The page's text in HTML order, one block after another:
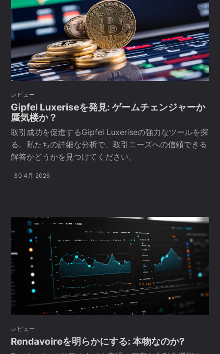
レビュー
Gipfel Luxeriseを発見: ゲームチェンジャーか
蜃気楼か？
取引成功を促進するGipfel Luxeriseの強力なツールを探
る。私たちの詳細な分析で、取引ニーズへの信頼できる
解答かどうかを見つけてください。
30 4月 2026
レビュー
Rendavoireを明らかにする: 本物なのか?